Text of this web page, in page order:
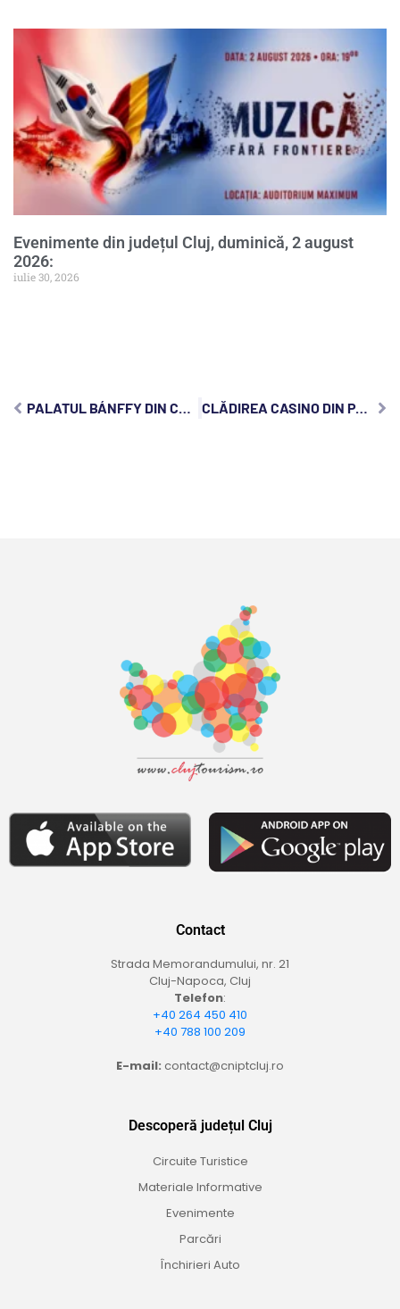
Evenimente din județul Cluj, duminică, 2 august
2026:
iulie 30, 2026
PALATUL BÁNFFY DIN CLUJ, UNUL DINTRE CELE MAI IMPORTANTE EDIFICII LAICE DIN REGIUNE CLĂDIREA CASINO DIN PARCUL CENTRAL CLUJ, O ISTORIE READUSĂ LA VIAȚĂ
Contact
Strada Memorandumului, nr. 21
Cluj-Napoca, Cluj
Telefon:
+40 264 450 410
+40 788 100 209
E-mail: contact@cniptcluj.ro
Descoperă județul Cluj
Circuite Turistice
Materiale Informative
Evenimente
Parcări
Închirieri Auto